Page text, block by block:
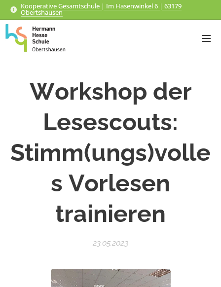
Kooperative Gesamtschule | Im Hasenwinkel 6 | 63179
Obertshausen
Workshop der
Lesescouts:
Stimm(ungs)volle
s Vorlesen
trainieren
23.05.2023